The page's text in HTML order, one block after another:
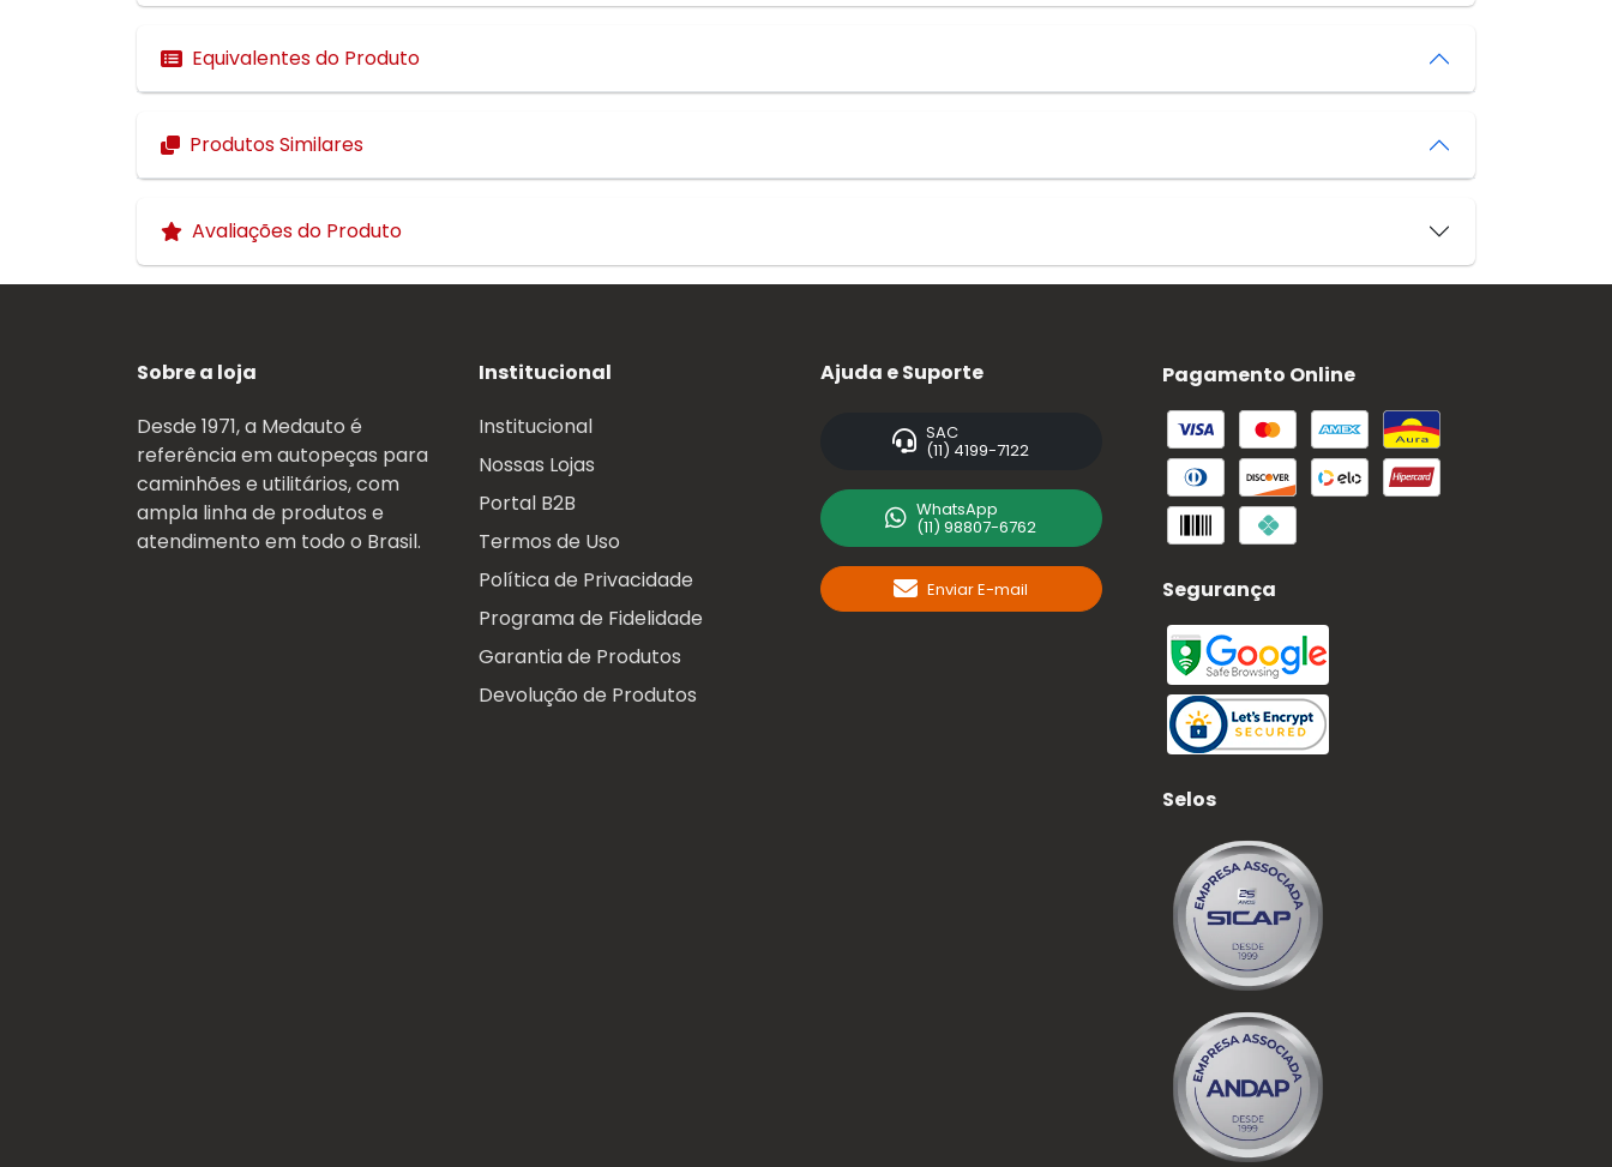
Equivalentes do Produto
Produtos Similares
Avaliações do Produto
Sobre a loja
Desde 1971, a Medauto é
referência em autopeças para
caminhões e utilitários, com
ampla linha de produtos e
atendimento em todo o Brasil.
Institucional
Institucional
Nossas Lojas
Portal B2B
Termos de Uso
Política de Privacidade
Programa de Fidelidade
Garantia de Produtos
Devolução de Produtos
Ajuda e Suporte
SAC
(11) 4199-7122
WhatsApp
(11) 98807-6762
Enviar E-mail
Pagamento Online
Segurança
Selos